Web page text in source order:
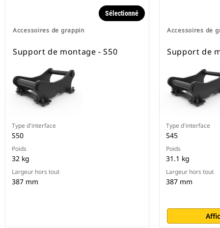
Accessoires de grappin
Sélectionné
Support de montage - S50
Type d'interface
S50
Poids
32 kg
Largeur hors tout
387 mm
Accessoires de
Support de
Type d'interface
S45
Poids
31.1 kg
Largeur hors tout
387 mm